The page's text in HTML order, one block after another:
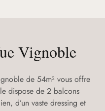
Vignoble
de 54m² vous offre
dispose de 2 balcons
d’un vaste dressing et